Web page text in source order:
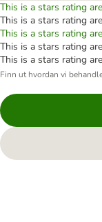
This is a stars rating
This is a stars rating
This is a stars rating
This is a stars rating
This is a stars rating
Finn ut hvordan vi